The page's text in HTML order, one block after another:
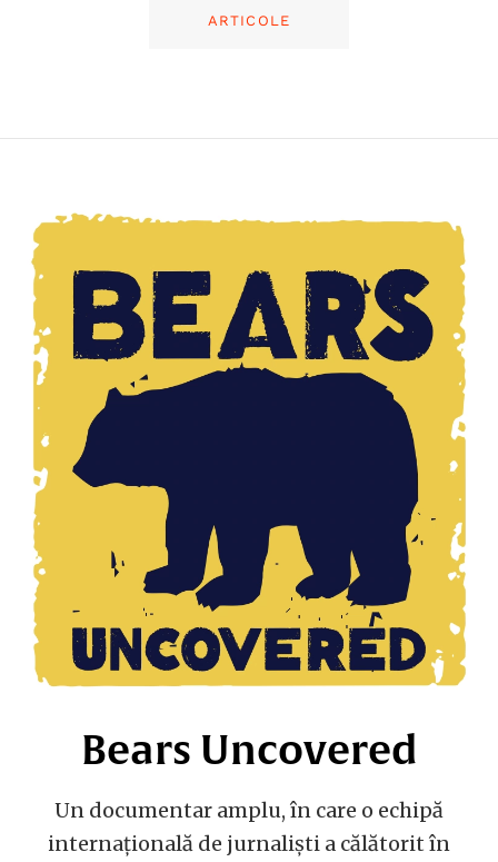
ARTICOLE
Bears Uncovered
Un documentar amplu, în care o echipă
internațională de jurnaliști a călătorit în